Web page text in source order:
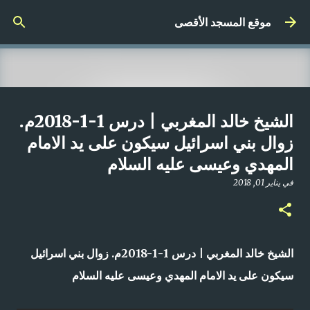
التخطي إلى المحتوى الرئيسيموقع المسجد الأقصى
صلاة المغرب مباشر من المسجد
الأقصى المبارك | الاثنين 21-4-2025م
في
الشيخ خالد المغربي | درس 1-1-2018م.
زوال بني اسرائيل سيكون على يد الامام
المهدي وعيسى عليه السلام
في يناير 01, 2018
الشيخ خالد المغربي | درس 1-1-2018م. زوال بني اسرائيل
سيكون على يد الامام المهدي وعيسى عليه السلام